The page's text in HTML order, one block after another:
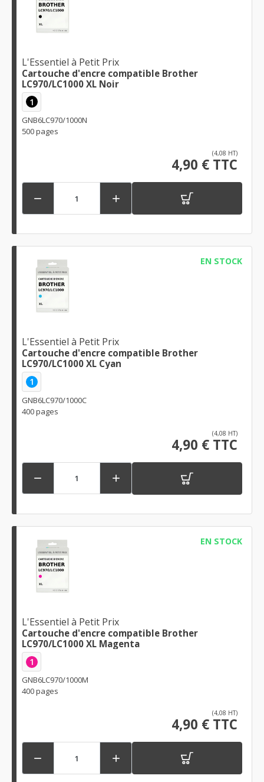
L'Essentiel à Petit Prix
Cartouche d'encre compatible Brother
LC970/LC1000 XL Noir
1
GNB6LC970/1000N
500 pages
(4,08 HT)
4,90 € TTC
 
EN STOCK
L'Essentiel à Petit Prix
Cartouche d'encre compatible Brother
LC970/LC1000 XL Cyan
1
GNB6LC970/1000C
400 pages
(4,08 HT)
4,90 € TTC
 
EN STOCK
L'Essentiel à Petit Prix
Cartouche d'encre compatible Brother
LC970/LC1000 XL Magenta
1
GNB6LC970/1000M
400 pages
(4,08 HT)
4,90 € TTC
 